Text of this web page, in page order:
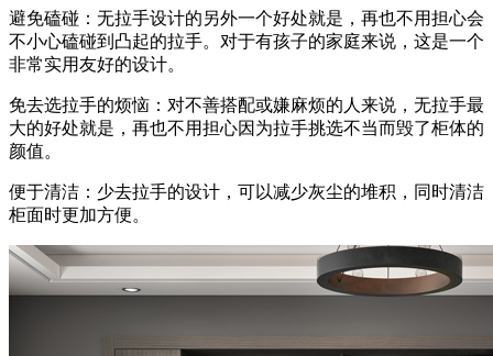
避免磕碰：无拉手设计的另外一个好处就是，再也不用担心会
不小心磕碰到凸起的拉手。对于有孩子的家庭来说，这是一个
非常实用友好的设计。
免去选拉手的烦恼：对不善搭配或嫌麻烦的人来说，无拉手最
大的好处就是，再也不用担心因为拉手挑选不当而毁了柜体的
颜值。
便于清洁：少去拉手的设计，可以减少灰尘的堆积，同时清洁
柜面时更加方便。